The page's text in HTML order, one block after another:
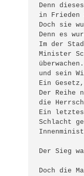
Denn
in Frieden
Doch sie
Denn es
Im der
Minister
und sein
Ein
Der Reihe
die
Ein
Schlacht
Der Sieg
Doch die